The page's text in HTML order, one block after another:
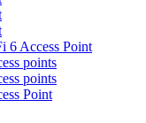
6 Access Point
points
points
Point